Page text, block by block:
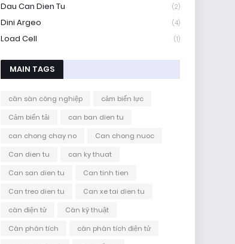
Dau Can Dien Tu (2)
Dini Argeo (4)
Load Cell (1)
MAIN TAGS
cân sàn công nghiệp
cảm biến lực
Cảm biến tải
can ban dien tu
can chong chay no
Can chong nuoc
Can dien tu
can ky thuat
Can san dien tu
Can tinh tien
Can treo dien tu
Can xe tai dien tu
cân điện tử
Cân kỹ thuật
Cân phân tích
cân phân tích điện tử